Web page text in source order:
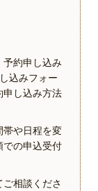
予約申し込み
込みフォー
申し込み方法
や日程を変
での申込受付
相談くださ